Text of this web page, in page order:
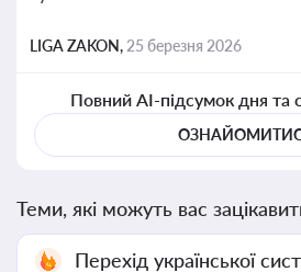
LIGA ZAKON, 25 березня 2026
Повний AI-підсумок дня та
Теми, які можуть вас
Перехід української